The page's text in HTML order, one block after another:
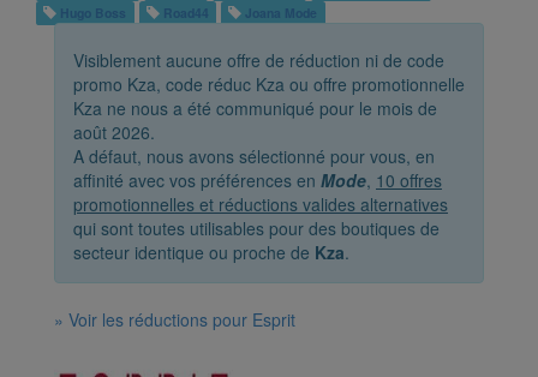
Hugo Boss
Road44 Joana Mode
Visiblement aucune offre de réduction ni de code
promo Kza, code réduc Kza ou offre promotionnelle
Kza ne nous a été communiqué pour le mois de
août 2026.
A défaut, nous avons sélectionné pour vous, en
affinité avec vos préférences en Mode, 10 offres
promotionnelles et réductions valides alternatives
qui sont toutes utilisables pour des boutiques de
secteur identique ou proche de Kza.
» Voir les réductions pour Esprit